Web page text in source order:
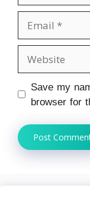
Email
Website
Save my
browser for